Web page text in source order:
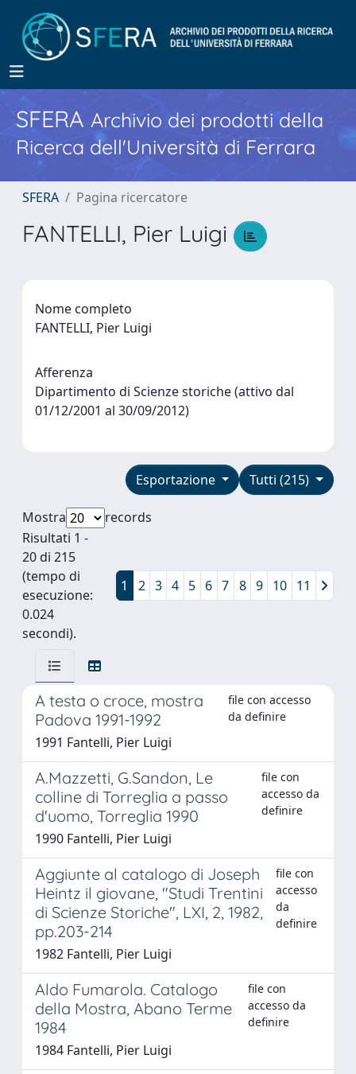
SFERA Archivio dei prodotti della
Ricerca dell'Università di Ferrara
SFERA Pagina ricercatore
FANTELLI, Pier Luigi
Nome completo
FANTELLI, Pier Luigi
Afferenza
Dipartimento di Scienze storiche (attivo dal
01/12/2001 al 30/09/2012)
Tutti (215)
Esportazione
Mostra
records
Risultati 1 -
20 di 215
(tempo di
esecuzione:
0.024
secondi).
1 2 3 4 5 6 7 8 9 10 11
A testa o croce, mostra
Padova 1991-1992
file con accesso
da definire
1991 Fantelli, Pier Luigi
A.Mazzetti, G.Sandon, Le
colline di Torreglia a passo
d'uomo, Torreglia 1990
file con
accesso da
definire
1990 Fantelli, Pier Luigi
Aggiunte al catalogo di Joseph
Heintz il giovane, "Studi Trentini
di Scienze Storiche", LXI, 2, 1982,
pp.203-214
file con
accesso
da
definire
1982 Fantelli, Pier Luigi
Aldo Fumarola. Catalogo
della Mostra, Abano Terme
1984
file con
accesso da
definire
1984 Fantelli, Pier Luigi